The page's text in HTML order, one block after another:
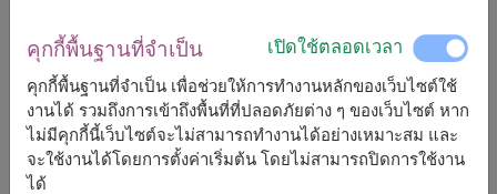
มามี่โพโคผ้าอ้อมเด็กสำหรับเด็กแรกเกิด 24 ชิ้น/1 แพ็ค
D-nee ดีนี่ ชุดของขวัญเด็กแรกเกิด ออร์แกนิค กล่อง
ใหญ่สีเขียว 6 ชิ้น ประกอบด้วย
1.ดีนี่แป้งเด็กออแกนิค 180 กรัม
2.ดีนี่สบู่เหลวอาบน้ำสระผ้าออแกนิค 200 มล.
3.ดีนี่น้ำยาล้างขวดนมออแกนิค 150 มล.
4.ดีนี่ผลิตภัณฑ์ซักผ้าเด็กดีนี่ 150 มล.
คุกกี้พื้นฐานที่จำเป็น เปิดใช้ตลอดเวลา
คุกกี้พื้นฐานที่จำเป็น เพื่อช่วยให้การทำงานหลักของเว็บไซต์ใช้
งานได้ รวมถึงการเข้าถึงพื้นที่ที่ปลอดภัยต่าง ๆ ของเว็บไซต์ หาก
ไม่มีคุกกี้นี้เว็บไซต์จะไม่สามารถทำงานได้อย่างเหมาะสม และ
จะใช้งานได้โดยการตั้งค่าเริ่มต้น โดยไม่สามารถปิดการใช้งาน
ได้